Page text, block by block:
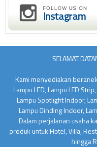
FOLLOW US ON
Instagram
SELAMAT
Kami menyediakan
Lampu LED, Lampu LED
Lampu Spotlight Indoor,
Lampu Dinding Indoor,
Dalam perjalanan usaha
produk untuk Hotel, Villa,
hingga